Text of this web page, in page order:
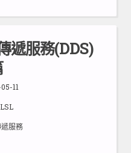
遞服務(DDS)
11
服務